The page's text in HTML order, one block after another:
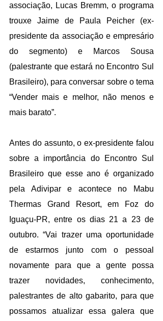
associação, Lucas Bremm, o programa
trouxe Jaime de Paula Peicher (ex-
presidente da associação e empresário
do segmento) e Marcos Sousa
(palestrante que estará no Encontro Sul
Brasileiro), para conversar sobre o tema
“Vender mais e melhor, não menos e
mais barato”.
Antes do assunto, o ex-presidente falou
sobre a importância do Encontro Sul
Brasileiro que esse ano é organizado
pela Adivipar e acontece no Mabu
Thermas Grand Resort, em Foz do
Iguaçu-PR, entre os dias 21 a 23 de
outubro. “Vai trazer uma oportunidade
de estarmos junto com o pessoal
novamente para que a gente possa
trazer novidades, conhecimento,
palestrantes de alto gabarito, para que
possamos atualizar essa galera que